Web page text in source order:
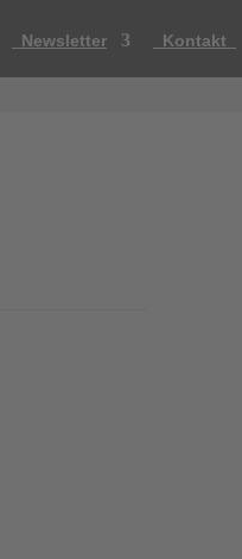
Newsletter Kontakt